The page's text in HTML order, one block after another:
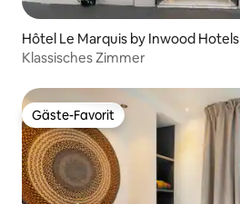
Hôtel Le Marquis by Inwood Hotels
Klassisches Zimmer
Gäste-Favorit
Gäste-Favorit